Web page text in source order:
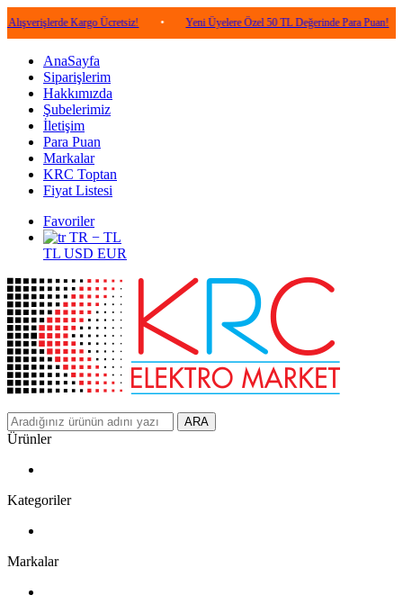
Kargo Ücretsiz! • Yeni Üyelere Özel 50 TL Değerinde Para Puan! •
AnaSayfa
Siparişlerim
Hakkımızda
Şubelerimiz
İletişim
Para Puan
Markalar
KRC Toptan
Fiyat Listesi
Favoriler
TR − TL
TL USD EUR
ARA
Ürünler
Kategoriler
Markalar